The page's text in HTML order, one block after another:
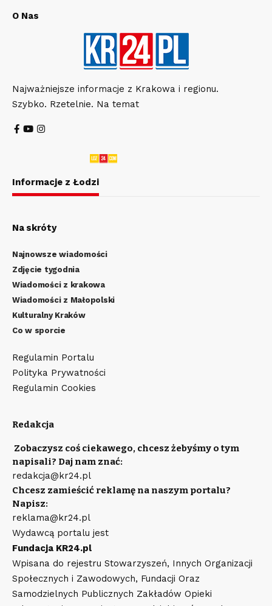
O Nas
Najważniejsze informacje z Krakowa i regionu.
Szybko. Rzetelnie. Na temat
Informacje z Łodzi
Na skróty
Najnowsze wiadomości
Zdjęcie tygodnia
Wiadomości z krakowa
Wiadomości z Małopolski
Kulturalny Kraków
Co w sporcie
Regulamin Portalu
Polityka Prywatności
Regulamin Cookies
Redakcja
Zobaczysz coś ciekawego, chcesz żebyśmy o tym
napisali? Daj nam znać:
redakcja@kr24.pl
Chcesz zamieścić reklamę na naszym portalu?
Napisz:
reklama@kr24.pl
Wydawcą portalu jest
Fundacja KR24.pl
Wpisana do rejestru Stowarzyszeń, Innych Organizacji
Społecznych i Zawodowych, Fundacji Oraz
Samodzielnych Publicznych Zakładów Opieki